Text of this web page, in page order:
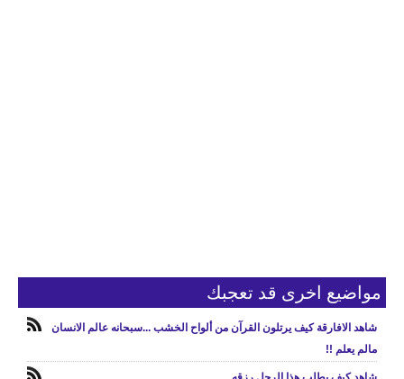
مواضيع اخرى قد تعجبك
شاهد الافارقة كيف يرتلون القرآن من ألواح الخشب ...سبحانه عالم الانسان
مالم يعلم !!